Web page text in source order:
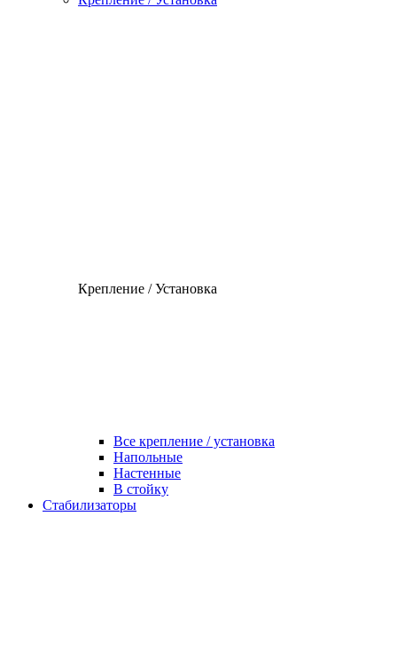
Крепление / Установка
Все крепление / установка
Напольные
Настенные
В стойку
Стабилизаторы